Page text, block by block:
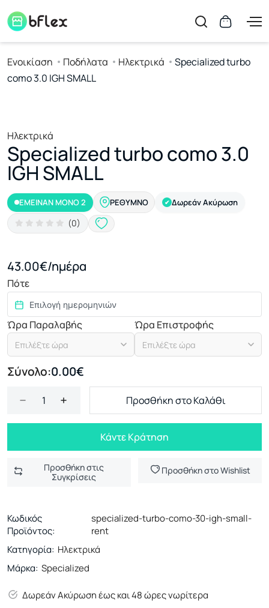
Ενοικίαση Ποδήλατα Ηλεκτρικά
Specialized turbo
como 3.0 IGH SMALL
Ηλεκτρικά
Specialized turbo como 3.0
IGH SMALL
ΕΜΕΙΝΑΝ ΜΟΝΟ 2 ΡΈΘΥΜΝΟ ✔ Δωρεάν Ακύρωση
(0)
43.00€/ημέρα
Πότε
Ώρα Παραλαβής
Επιλέξτε ώρα
Ώρα Επιστροφής
Επιλέξτε ώρα
Σύνολο:0.00€
Προσθήκη στο Καλάθι
Κάντε Κράτηση
Προσθήκη στις
Συγκρίσεις
Προσθήκη στο Wishlist
Κωδικός
Προϊόντος:
specialized-turbo-como-30-igh-small-
rent
Κατηγορία: Ηλεκτρικά
Μάρκα: Specialized
Δωρεάν Ακύρωση έως και 48 ώρες νωρίτερα